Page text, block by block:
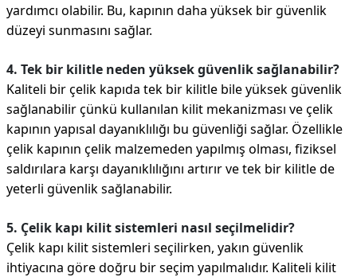
yardımcı olabilir. Bu, kapının daha yüksek bir güvenlik
düzeyi sunmasını sağlar.
4. Tek bir kilitle neden yüksek güvenlik sağlanabilir?
Kaliteli bir çelik kapıda tek bir kilitle bile yüksek güvenlik
sağlanabilir çünkü kullanılan kilit mekanizması ve çelik
kapının yapısal dayanıklılığı bu güvenliği sağlar. Özellikle
çelik kapının çelik malzemeden yapılmış olması, fiziksel
saldırılara karşı dayanıklılığını artırır ve tek bir kilitle de
yeterli güvenlik sağlanabilir.
5. Çelik kapı kilit sistemleri nasıl seçilmelidir?
Çelik kapı kilit sistemleri seçilirken, yakın güvenlik
ihtiyacına göre doğru bir seçim yapılmalıdır. Kaliteli kilit